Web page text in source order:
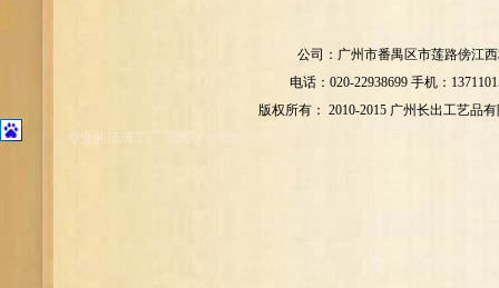
公司：广州市番禺区市莲路傍江
电话：020-22938699 手机：
版权所有： 2010-2015 广州长出工艺品
专业的琉璃工厂 琉璃砖 琉璃摆件 琉璃礼品 东莞琉璃厂 东莞琉璃工厂